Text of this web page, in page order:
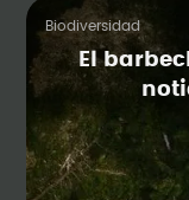
Biodiversidad
El